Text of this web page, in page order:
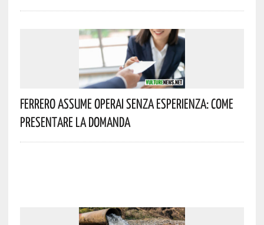
Ferrero Assume Operai Senza Esperienza: Come
Presentare La Domanda